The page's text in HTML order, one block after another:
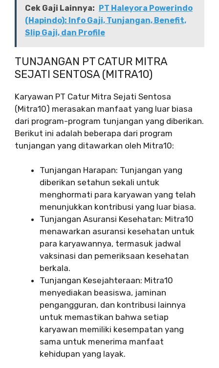
Cek Gaji Lainnya: PT Haleyora Powerindo
(Hapindo): Info Gaji, Tunjangan, Benefit,
Slip Gaji, dan Profile
TUNJANGAN PT CATUR MITRA
SEJATI SENTOSA (MITRA10)
Karyawan PT Catur Mitra Sejati Sentosa
(Mitra10) merasakan manfaat yang luar biasa
dari program-program tunjangan yang diberikan.
Berikut ini adalah beberapa dari program
tunjangan yang ditawarkan oleh Mitra10:
Tunjangan Harapan: Tunjangan yang
diberikan setahun sekali untuk
menghormati para karyawan yang telah
menunjukkan kontribusi yang luar biasa.
Tunjangan Asuransi Kesehatan: Mitra10
menawarkan asuransi kesehatan untuk
para karyawannya, termasuk jadwal
vaksinasi dan pemeriksaan kesehatan
berkala.
Tunjangan Kesejahteraan: Mitra10
menyediakan beasiswa, jaminan
pengangguran, dan kontribusi lainnya
untuk memastikan bahwa setiap
karyawan memiliki kesempatan yang
sama untuk menerima manfaat
kehidupan yang layak.